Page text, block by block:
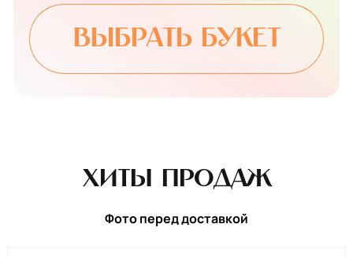
Выбрать букет
Хиты продаж
Фото перед доставкой